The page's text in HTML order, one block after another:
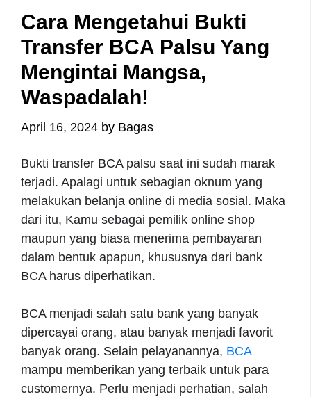
Cara Mengetahui Bukti
Transfer BCA Palsu Yang
Mengintai Mangsa,
Waspadalah!
April 16, 2024 by Bagas
Bukti transfer BCA palsu saat ini sudah marak
terjadi. Apalagi untuk sebagian oknum yang
melakukan belanja online di media sosial. Maka
dari itu, Kamu sebagai pemilik online shop
maupun yang biasa menerima pembayaran
dalam bentuk apapun, khususnya dari bank
BCA harus diperhatikan.
BCA menjadi salah satu bank yang banyak
dipercayai orang, atau banyak menjadi favorit
banyak orang. Selain pelayanannya, BCA
mampu memberikan yang terbaik untuk para
customernya. Perlu menjadi perhatian, salah